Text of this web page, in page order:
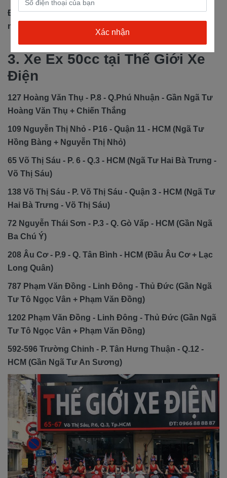
Đối với dòng xe Ex 50cc, giá cả tại đây luôn được cập
nhật liên tục và đảm bảo cạnh tranh.
3. Xe Ex 50cc tại Thế Giới Xe
Điện
127 Hoàng Văn Thụ - P.8 - Q.Phú Nhuận - Gần Ngã Tư
Hoàng Văn Thụ + Chiến Thắng
109 Nguyễn Thị Nhỏ - P16 - Quận 11 - HCM (Ngã Tư
Hồng Bàng + Nguyễn Thị Nhỏ)
65 Võ Thị Sáu - P. 6 - Q.3 - HCM (Ngã Tư Hai Bà Trưng -
Võ Thị Sáu)
138 Võ Thị Sáu - P. Võ Thị Sáu - Quận 3 - HCM (Ngã Tư
Hai Bà Trưng - Võ Thị Sáu)
72 Nguyễn Thái Sơn - P.3 - Q. Gò Vấp - HCM (Gần Ngã
Ba Chú Ý)
208 Âu Cơ - P.9 - Q. Tân Bình - HCM (Đầu Âu Cơ + Lạc
Long Quân)
787 Phạm Văn Đồng - Linh Đông - Thủ Đức (Gần Ngã
Tư Tô Ngọc Vân + Phạm Văn Đồng)
1202 Phạm Văn Đồng - Linh Đông - Thủ Đức (Gần Ngã
Tư Tô Ngọc Vân + Phạm Văn Đồng)
592-596 Trường Chinh - P. Tân Hưng Thuận - Q.12 -
HCM (Gần Ngã Tư An Sương)